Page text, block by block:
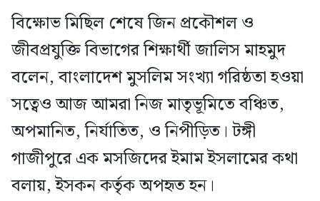
বিক্ষোভ মিছিল শেষে জিন প্রকৌশল ও
জীবপ্রযুক্তি বিভাগের শিক্ষার্থী জালিস মাহমুদ
বলেন, বাংলাদেশ মুসলিম সংখ্যা গরিষ্ঠতা হওয়া
সত্বেও আজ আমরা নিজ মাতৃভূমিতে বঞ্চিত,
অপমানিত, নির্যাতিত, ও নিপীড়িত। টঙ্গী
গাজীপুরে এক মসজিদের ইমাম ইসলামের কথা
বলায়, ইসকন কর্তৃক অপহৃত হন।